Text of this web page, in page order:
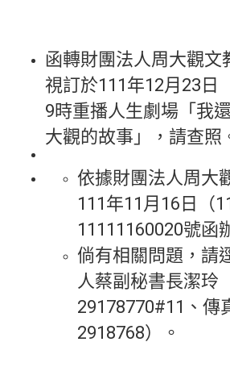
函轉財團法人周大觀文
視訂於111年12月23日
9時重播人生劇場「我
大觀的故事」，請查照
依據財團法人周大
111年11月16日（
11111160020號函
倘有相關問題，請
人蔡副秘書長潔玲
29178770#11、傳
2918768）。